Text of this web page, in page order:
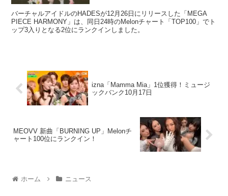
バーチャルアイドルのHADESが12月26日にリリースした「MEGA
PIECE HARMONY」は、同日24時のMelonチャート「TOP100」でト
ップ3入りとなる2位にランクインしました。
izna「Mamma Mia」1位獲得！ミュージ
ックバンク10月17日
MEOVV 新曲「BURNING UP」Melonチ
ャート100位にランクイン！
ホーム ニュース